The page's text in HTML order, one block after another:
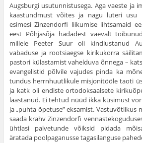
Augsburgi usutunnistusega. Aga vaeste ja
kaastundmust võites ja nagu luteri usu
esimesi Zinzendorfi liikumise liht­samaid
eest Põhjasõja hädadest vaevalt
millele Peeter Suur oli kind­lustanud
vabaduse ja rootsiaegse kiri­kukorra
pastori külastamist va­helduva õnnega –
evangelistid põl­vile vajudes pinda ka
tundus herrnhuutlikule misjonitööle taoti
ja katk oli endiste ortodoksaalsete
laas­tanud. Ei tehtud nüüd ikka küsimust
ja „puhta õpetuse” eksamist. Vastuvõtlikus
saada krahv Zinzendorfi
ühtlasi palvetunde võiksid pidada
äratada poolpaganusse tagasilanguse